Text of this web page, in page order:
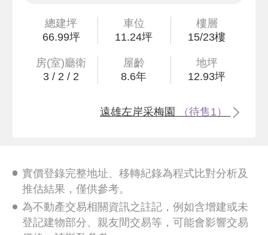
總建坪
66.99坪
車位
11.24坪
樓層
15/23樓
房(室)廳衛
3 / 2 / 2
屋齡
8.6年
地坪
12.93坪
遠雄左岸采梅園 （待售1）
實價登錄完整地址、移轉紀錄為程式比對分析及
推估結果，僅供參考。
為不動產交易相關資訊之註記，例如含增建或未
登記建物部分、親友間交易等，可能會影響交易